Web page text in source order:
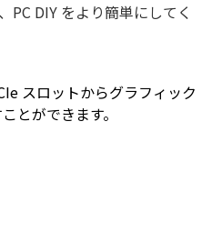
PC DIY をより簡単にしてく
スロットからグラフィック
とができます。